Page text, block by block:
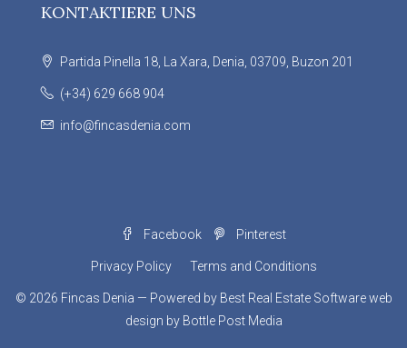
KONTAKTIERE UNS
Partida Pinella 18, La Xara, Denia, 03709, Buzon 201
(+34) 629 668 904
info@fincasdenia.com
Facebook Pinterest
Privacy Policy Terms and Conditions
© 2026 Fincas Denia — Powered by Best Real Estate Softwareweb
design by Bottle Post Media